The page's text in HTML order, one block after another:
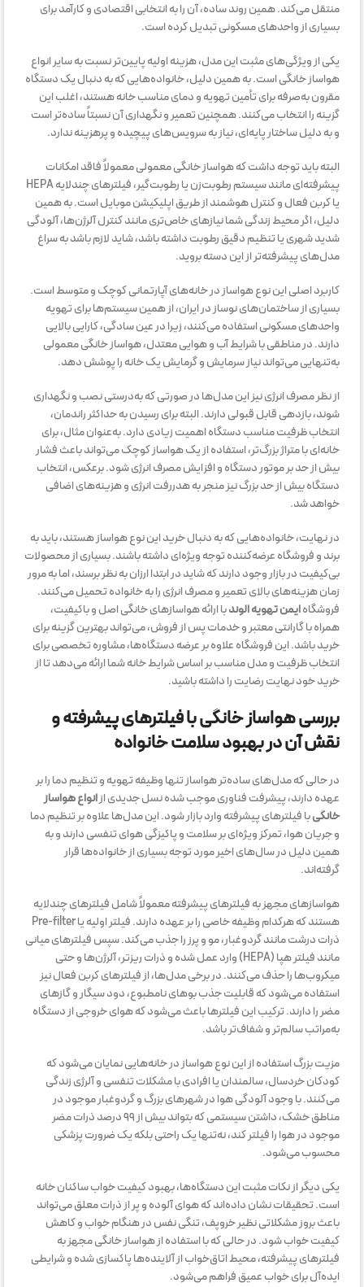
منتقل می‌کند. همین روند ساده، آن را به انتخابی اقتصادی و کارآمد برای
بسیاری از واحدهای مسکونی تبدیل کرده است.
یکی از ویژگی‌های مثبت این مدل، هزینه اولیه پایین‌تر نسبت به سایر انواع
هواساز خانگی است. به همین دلیل، خانواده‌هایی که به دنبال یک دستگاه
مقرون به‌صرفه برای تأمین تهویه و دمای مناسب خانه هستند، اغلب این
گزینه را انتخاب می‌کنند. همچنین تعمیر و نگهداری آن نسبتاً ساده‌تر است
و به دلیل ساختار پایه‌ای، نیاز به سرویس‌های پیچیده و پرهزینه ندارد.
البته باید توجه داشت که هواساز خانگی معمولی معمولاً فاقد امکانات
پیشرفته‌ای مانند سیستم رطوبت‌زن یا رطوبت‌گیر، فیلترهای چندلایه HEPA
یا کربن فعال و کنترل هوشمند از طریق اپلیکیشن موبایل است. به همین
دلیل، اگر محیط زندگی شما نیازهای خاص‌تری مانند کنترل آلرژن‌ها، آلودگی
شدید شهری یا تنظیم دقیق رطوبت داشته باشد، شاید لازم باشد به سراغ
مدل‌های پیشرفته‌تر از این دسته بروید.
کاربرد اصلی این نوع هواساز در خانه‌های آپارتمانی کوچک و متوسط است.
بسیاری از ساختمان‌های نوساز در ایران، از همین سیستم‌ها برای تهویه
واحدهای مسکونی استفاده می‌کنند، زیرا در عین سادگی، کارایی بالایی
دارند. در مناطقی با شرایط آب و هوایی معتدل، هواساز خانگی معمولی
به‌تنهایی می‌تواند نیاز سرمایش و گرمایش یک خانه را پوشش دهد.
از نظر مصرف انرژی نیز این مدل‌ها در صورتی که به‌درستی نصب و نگهداری
شوند، بازدهی قابل قبولی دارند. البته برای رسیدن به حداکثر راندمان،
انتخاب ظرفیت مناسب دستگاه اهمیت زیادی دارد. به‌عنوان مثال، برای
خانه‌ای با متراژ بزرگ‌تر، استفاده از یک هواساز کوچک می‌تواند باعث فشار
بیش از حد بر موتور دستگاه و افزایش مصرف انرژی شود. برعکس، انتخاب
دستگاه بیش از حد بزرگ نیز منجر به هدررفت انرژی و هزینه‌های اضافی
خواهد شد.
در نهایت، خانواده‌هایی که به دنبال خرید این نوع هواساز هستند، باید به
برند و فروشگاه عرضه‌کننده توجه ویژه‌ای داشته باشند. بسیاری از محصولات
بی‌کیفیت در بازار وجود دارند که شاید در ابتدا ارزان به نظر برسند، اما به مرور
زمان هزینه‌های بالای تعمیر و مصرف انرژی را به خانواده تحمیل می‌کنند.
فروشگاهایمن تهویه الوندبا ارائه هواسازهای خانگی اصل و باکیفیت،
همراه با گارانتی معتبر و خدمات پس از فروش، می‌تواند بهترین گزینه برای
خرید باشد. این فروشگاه علاوه بر عرضه دستگاه‌ها، مشاوره تخصصی برای
انتخاب ظرفیت و مدل مناسب بر اساس شرایط خانه شما ارائه می‌دهد تا از
خرید خود نهایت رضایت را داشته باشید.
بررسی هواساز خانگی با فیلترهای پیشرفته و
نقش آن در بهبود سلامت خانواده
در حالی که مدل‌های ساده‌تر هواساز تنها وظیفه تهویه و تنظیم دما را بر
عهده دارند، پیشرفت فناوری موجب شده نسل جدیدی ازانواع هواساز
خانگیبا فیلترهای پیشرفته وارد بازار شود. این مدل‌ها علاوه بر تنظیم دما
و جریان هوا، تمرکز ویژه‌ای بر سلامت و پاکیزگی هوای تنفسی دارند و به
همین دلیل در سال‌های اخیر مورد توجه بسیاری از خانواده‌ها قرار
گرفته‌اند.
هواسازهای مجهز به فیلترهای پیشرفته معمولاً شامل فیلترهای چندلایه
هستند که هرکدام وظیفه خاصی را بر عهده دارند. فیلتر اولیه یا Pre-filter
ذرات درشت مانند گردوغبار، مو و پرز را جذب می‌کند. سپس فیلترهای میانی
مانند فیلتر هپا (HEPA) وارد عمل شده و ذرات ریزتر، آلرژن‌ها و حتی
میکروب‌ها را حذف می‌کنند. در برخی مدل‌ها، از فیلترهای کربن فعال نیز
استفاده می‌شود که قابلیت جذب بوهای نامطبوع، دود سیگار و گازهای
مضر را دارند. ترکیب این فیلترها باعث می‌شود که هوای خروجی از دستگاه
به‌مراتب سالم‌تر و شفاف‌تر باشد.
مزیت بزرگ استفاده از این نوع هواساز در خانه‌هایی نمایان می‌شود که
کودکان خردسال، سالمندان یا افرادی با مشکلات تنفسی و آلرژی زندگی
می‌کنند. با وجود آلودگی هوا در شهرهای بزرگ و گردوغبار موجود در
مناطق خشک، داشتن سیستمی که بتواند بیش از ۹۹ درصد ذرات مضر
موجود در هوا را فیلتر کند، نه‌تنها یک راحتی بلکه یک ضرورت پزشکی
محسوب می‌شود.
یکی دیگر از نکات مثبت این دستگاه‌ها، بهبود کیفیت خواب ساکنان خانه
است. تحقیقات نشان داده‌اند که هوای آلوده و پر از ذرات معلق می‌تواند
باعث بروز مشکلاتی نظیر خروپف، تنگی نفس در هنگام خواب و کاهش
کیفیت خواب شود. در حالی که با استفاده از هواساز خانگی مجهز به
فیلترهای پیشرفته، محیط اتاق‌خواب از آلاینده‌ها پاکسازی شده و شرایطی
ایده‌آل برای خواب عمیق فراهم می‌شود.